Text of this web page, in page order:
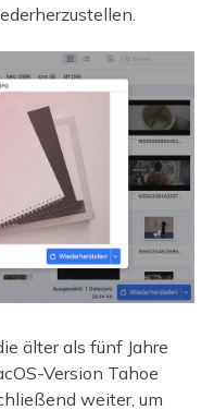
älter als fünf Jahre
Version Tahoe
weiter, um